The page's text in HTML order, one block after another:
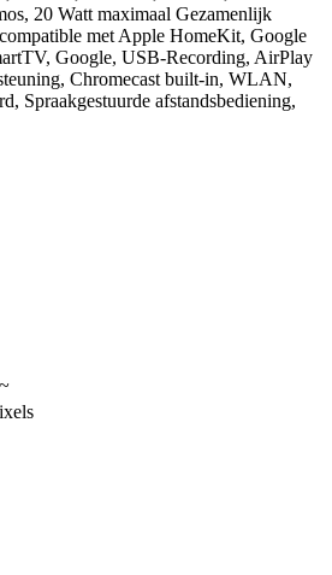
20 Watt maximaal Gezamenlijk
met Apple HomeKit, Google
Google, USB-Recording, AirPlay
Chromecast built-in, WLAN,
Spraakgestuurde afstandsbediening,